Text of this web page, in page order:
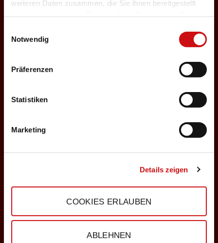
weiteren Daten zusammen, die Sie ihnen bereitgestellt
Notwendig
Präferenzen
Statistiken
Marketing
Details zeigen
COOKIES ERLAUBEN
ABLEHNEN
Donnerstag, 19:30 Uhr
Einlass: 18:00
Ur-Rumbelstilzje
25.10.2026
Einlass: 16:30
28.10.2026
Mittwoch, 19:30 Uhr